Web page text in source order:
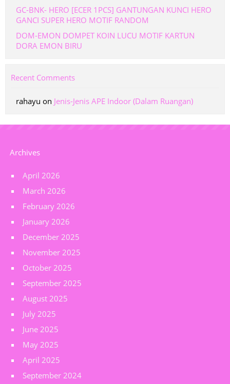
GC-BNK- HERO [ECER 1PCS] GANTUNGAN KUNCI HERO
GANCI SUPER HERO MOTIF RANDOM
DOM-EMON DOMPET KOIN LUCU MOTIF KARTUN
DORA EMON BIRU
Recent Comments
rahayu on Jenis-Jenis APE Indoor (Dalam Ruangan)
Archives
April 2026
March 2026
February 2026
January 2026
December 2025
November 2025
October 2025
September 2025
August 2025
July 2025
June 2025
May 2025
April 2025
September 2024